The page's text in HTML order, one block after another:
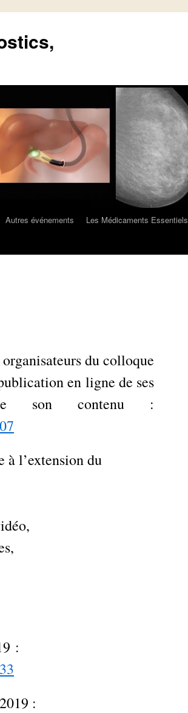
Autres événements Les Médicaments Essentiels
du colloque
en ligne de ses
son contenu :
à l’extension du
:
: